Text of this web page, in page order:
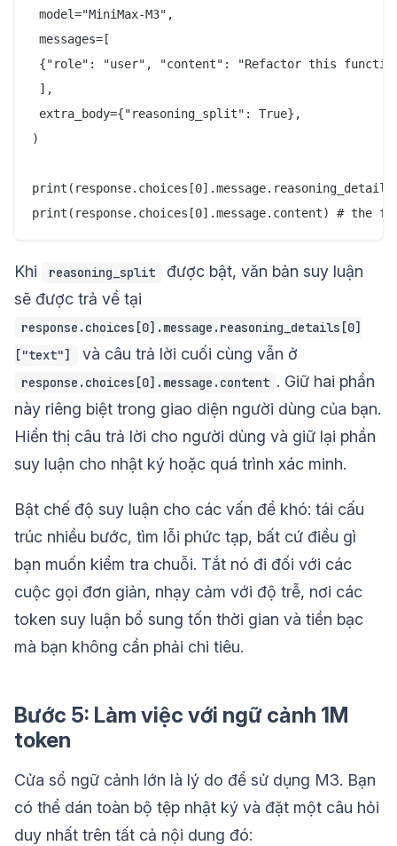
model="MiniMax-M3",
messages=[
{"role": "user", "content": "Refactor this
],
extra_body={"reasoning_split": True},
)
Khi reasoning_split
được bật, văn bản suy luận
sẽ được trả về tại
response.choices[0].message.reasoning_details[0]
["text"]
và câu trả lời cuối cùng vẫn ở
response.choices[0].message.content . Giữ hai phần
này riêng biệt trong giao diện người dùng của bạn.
Hiển thị câu trả lời cho người dùng và giữ lại phần
suy luận cho nhật ký hoặc quá trình xác minh.
Bật chế độ suy luận cho các vấn đề khó: tái cấu
trúc nhiều bước, tìm lỗi phức tạp, bất cứ điều gì
bạn muốn kiểm tra chuỗi. Tắt nó đi đối với các
cuộc gọi đơn giản, nhạy cảm với độ trễ, nơi các
token suy luận bổ sung tốn thời gian và tiền bạc
mà bạn không cần phải chi tiêu.
Bước 5: Làm việc với ngữ cảnh 1M
token
Cửa sổ ngữ cảnh lớn là lý do để sử dụng M3. Bạn
có thể dán toàn bộ tệp nhật ký và đặt một câu hỏi
duy nhất trên tất cả nội dung đó: